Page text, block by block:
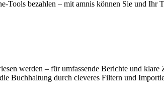
Tools bezahlen – mit amnis können Sie und Ihr
werden – für umfassende Berichte und klare
Buchhaltung durch cleveres Filtern und